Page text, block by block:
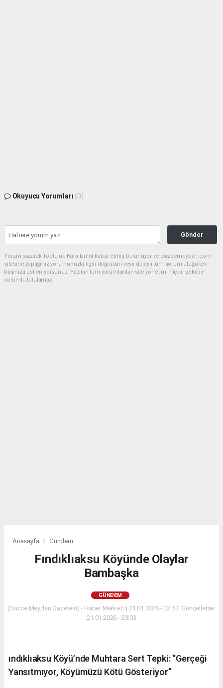
Okuyucu Yorumları (0)
Gönder
Yorum yazarak Topluluk Kuralları’nı kabul etmiş bulunuyor ve duzcemeydan.com
sitesine yaptığınız yorumunuzla ilgili doğrudan veya dolaylı tüm sorumluluğu tek
başınıza üstleniyorsunuz. Yazılan tüm yorumlardan site yönetimi hiçbir şekilde
sorumlu tutulamaz.
Anasayfa Gündem
Fındıklıaksu Köyünde Olaylar
Bambaşka
GÜNDEM
(Düzce Meydan Gazetesi) - Haber Merkezi | 21.01.2026 - 22:57, Güncelleme:
21.01.2026 - 23:03
ındıklıaksu Köyü’nde Muhtara Sert Tepki: “Gerçeği
Yansıtmıyor, Köyümüzü Kötü Gösteriyor”